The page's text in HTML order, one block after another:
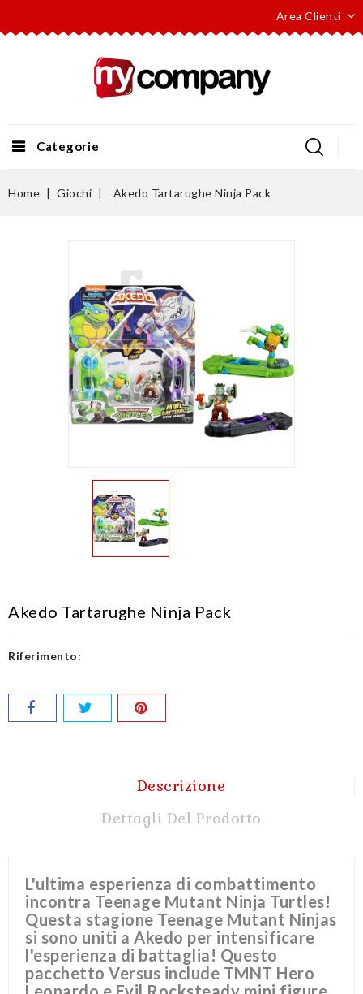
Area Clienti
Categorie
Home Giochi Akedo Tartarughe Ninja Pack
Akedo Tartarughe Ninja Pack
Riferimento:
Descrizione
Dettagli Del Prodotto
L'ultima esperienza di combattimento
incontra Teenage Mutant Ninja Turtles!
Questa stagione Teenage Mutant Ninjas
si sono uniti a Akedo per intensificare
l'esperienza di battaglia! Questo
pacchetto Versus include TMNT Hero